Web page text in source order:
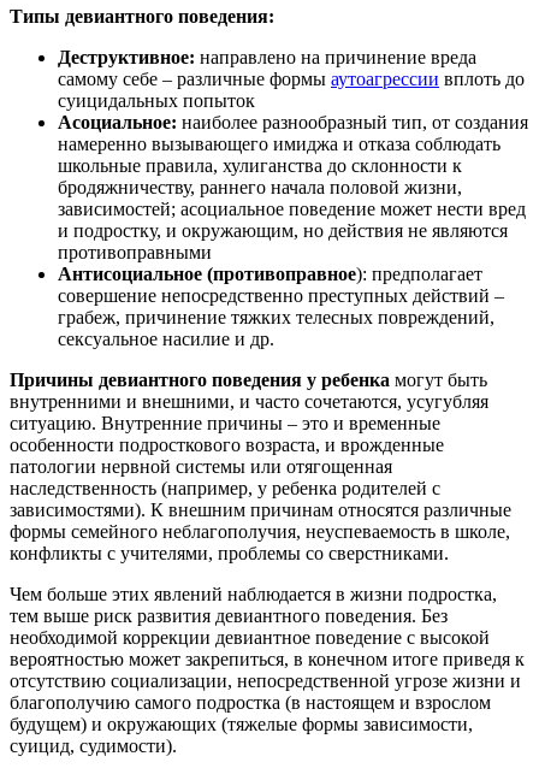
Типы девиантного поведения:
Деструктивное: направлено на причинение вреда
самому себе – различные формы аутоагрессии вплоть до
суицидальных попыток
Асоциальное: наиболее разнообразный тип, от создания
намеренно вызывающего имиджа и отказа соблюдать
школьные правила, хулиганства до склонности к
бродяжничеству, раннего начала половой жизни,
зависимостей; асоциальное поведение может нести вред
и подростку, и окружающим, но действия не являются
противоправными
Антисоциальное (противоправное): предполагает
совершение непосредственно преступных действий –
грабеж, причинение тяжких телесных повреждений,
сексуальное насилие и др.
Причины девиантного поведения у ребенка могут быть
внутренними и внешними, и часто сочетаются, усугубляя
ситуацию. Внутренние причины – это и временные
особенности подросткового возраста, и врожденные
патологии нервной системы или отягощенная
наследственность (например, у ребенка родителей с
зависимостями). К внешним причинам относятся различные
формы семейного неблагополучия, неуспеваемость в школе,
конфликты с учителями, проблемы со сверстниками.
Чем больше этих явлений наблюдается в жизни подростка,
тем выше риск развития девиантного поведения. Без
необходимой коррекции девиантное поведение с высокой
вероятностью может закрепиться, в конечном итоге приведя к
отсутствию социализации, непосредственной угрозе жизни и
благополучию самого подростка (в настоящем и взрослом
будущем) и окружающих (тяжелые формы зависимости,
суицид, судимости).